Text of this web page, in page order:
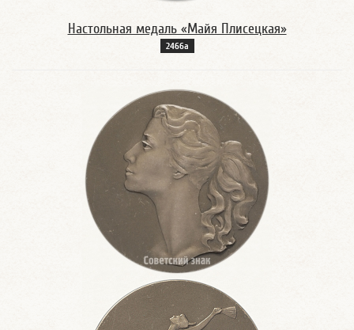
Настольная медаль «Майя Плисецкая»
2466а